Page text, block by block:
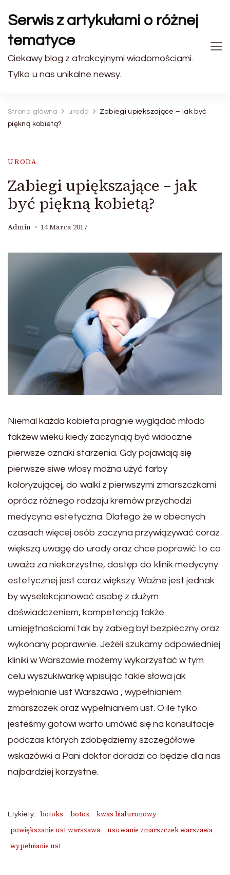
Serwis z artykułami o różnej
tematyce
Ciekawy blog z atrakcyjnymi wiadomościami.
Tylko u nas unikalne newsy.
Strona główna uroda
Zabiegi upiększające – jak być
piękną kobietą?
URODA
Zabiegi upiększające – jak
być piękną kobietą?
Admin 14 Marca 2017
Niemal każda kobieta pragnie wyglądać młodo
takżew wieku kiedy zaczynają być widoczne
pierwsze oznaki starzenia. Gdy pojawiają się
pierwsze siwe włosy można użyć farby
koloryzującej, do walki z pierwszymi zmarszczkami
oprócz różnego rodzaju kremów przychodzi
medycyna estetyczna. Dlatego że w obecnych
czasach więcej osób zaczyna przywiązywać coraz
większą uwagę do urody oraz chce poprawić to co
uważa za niekorzystne, dostęp do klinik medycyny
estetycznej jest coraz większy. Ważne jest jednak
by wyselekcjonować osobę z dużym
doświadczeniem, kompetencją także
umiejętnościami tak by zabieg był bezpieczny oraz
wykonany poprawnie. Jeżeli szukamy odpowiedniej
kliniki w Warszawie możemy wykorzystać w tym
celu wyszukiwarkę wpisując takie słowa jak
wypełnianie ust Warszawa , wypełnianiem
zmarszczek oraz wypełnianiem ust. O ile tylko
jesteśmy gotowi warto umówić się na konsultacje
podczas których zdobędziemy szczegółowe
wskazówki a Pani doktor doradzi co będzie dla nas
najbardziej korzystne.
Etykiety: botoks botox
kwas hialuronowy
powiększanie ust warszawa
usuwanie zmarszczek warszawa
wypełnianie ust